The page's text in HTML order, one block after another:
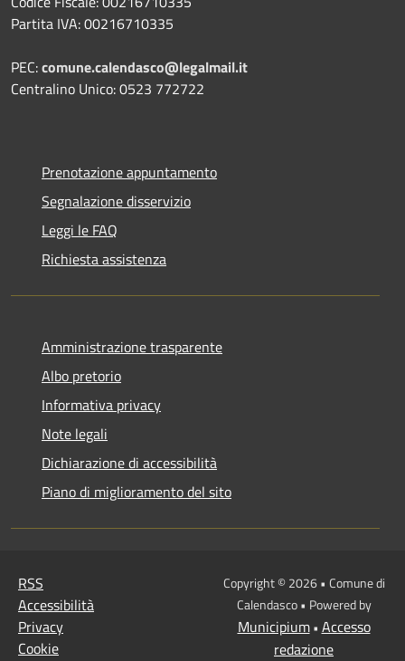
Partita IVA: 00216710335
PEC:comune.calendasco@legalmail.it
Centralino Unico: 0523 772722
Prenotazione appuntamento
Segnalazione disservizio
Leggi le FAQ
Richiesta assistenza
Amministrazione trasparente
Albo pretorio
Informativa privacy
Note legali
Dichiarazione di accessibilità
Piano di miglioramento del sito
RSS
Accessibilità
Privacy
Cookie
Copyright © 2026 • Comune di
Calendasco • Powered by
Municipium• Accesso
redazione